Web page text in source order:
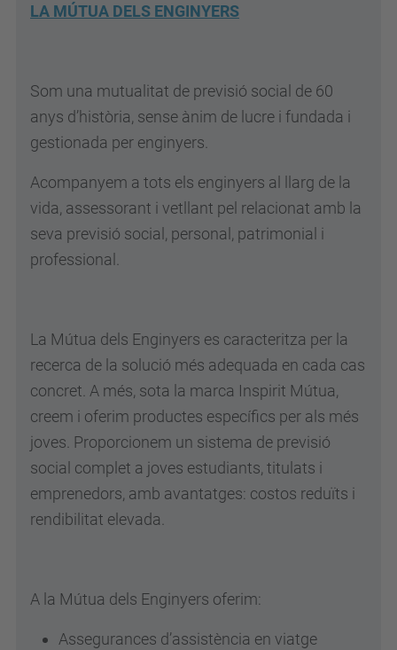
LA MÚTUA DELS ENGINYERS
Som una mutualitat de previsió social de 60
anys d’història, sense ànim de lucre i fundada i
gestionada per enginyers.
Acompanyem a tots els enginyers al llarg de la
vida, assessorant i vetllant pel relacionat amb la
seva previsió social, personal, patrimonial i
professional.
La Mútua dels Enginyers es caracteritza per la
recerca de la solució més adequada en cada cas
concret. A més, sota la marca Inspirit Mútua,
creem i oferim productes específics per als més
joves. Proporcionem un sistema de previsió
social complet a joves estudiants, titulats i
emprenedors, amb avantatges: costos reduïts i
rendibilitat elevada.
A la Mútua dels Enginyers oferim:
Assegurances d’assistència en viatge